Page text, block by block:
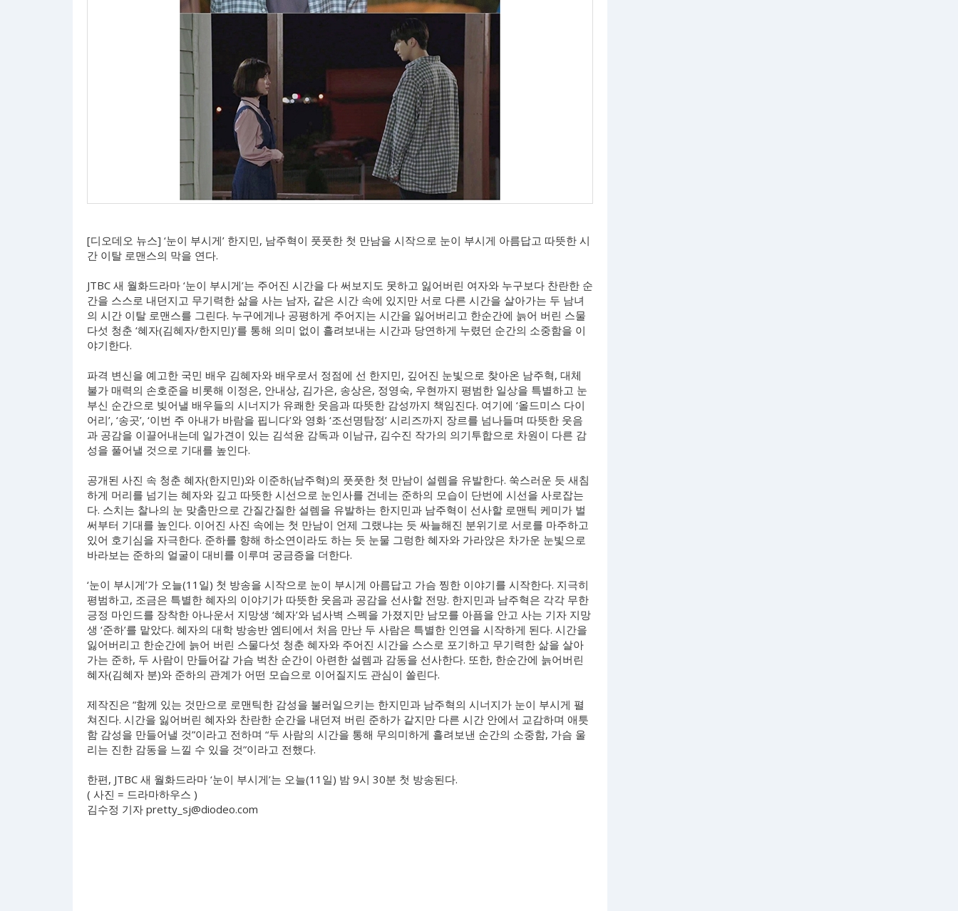
[디오데오 뉴스] ‘눈이 부시게’ 한지민, 남주혁이 풋풋한 첫 만남을 시작으로 눈이 부시게 아름답고 따뜻한 시
간 이탈 로맨스의 막을 연다.
JTBC 새 월화드라마 ‘눈이 부시게’는 주어진 시간을 다 써보지도 못하고 잃어버린 여자와 누구보다 찬란한 순
간을 스스로 내던지고 무기력한 삶을 사는 남자, 같은 시간 속에 있지만 서로 다른 시간을 살아가는 두 남녀
의 시간 이탈 로맨스를 그린다. 누구에게나 공평하게 주어지는 시간을 잃어버리고 한순간에 늙어 버린 스물
다섯 청춘 ‘혜자(김혜자/한지민)’를 통해 의미 없이 흘려보내는 시간과 당연하게 누렸던 순간의 소중함을 이
야기한다.
파격 변신을 예고한 국민 배우 김혜자와 배우로서 정점에 선 한지민, 깊어진 눈빛으로 찾아온 남주혁, 대체
불가 매력의 손호준을 비롯해 이정은, 안내상, 김가은, 송상은, 정영숙, 우현까지 평범한 일상을 특별하고 눈
부신 순간으로 빚어낼 배우들의 시너지가 유쾌한 웃음과 따뜻한 감성까지 책임진다. 여기에 ‘올드미스 다이
어리’, ‘송곳’, ‘이번 주 아내가 바람을 핍니다’와 영화 ‘조선명탐정’ 시리즈까지 장르를 넘나들며 따뜻한 웃음
과 공감을 이끌어내는데 일가견이 있는 김석윤 감독과 이남규, 김수진 작가의 의기투합으로 차원이 다른 감
성을 풀어낼 것으로 기대를 높인다.
공개된 사진 속 청춘 혜자(한지민)와 이준하(남주혁)의 풋풋한 첫 만남이 설렘을 유발한다. 쑥스러운 듯 새침
하게 머리를 넘기는 혜자와 깊고 따뜻한 시선으로 눈인사를 건네는 준하의 모습이 단번에 시선을 사로잡는
다. 스치는 찰나의 눈 맞춤만으로 간질간질한 설렘을 유발하는 한지민과 남주혁이 선사할 로맨틱 케미가 벌
써부터 기대를 높인다. 이어진 사진 속에는 첫 만남이 언제 그랬냐는 듯 싸늘해진 분위기로 서로를 마주하고
있어 호기심을 자극한다. 준하를 향해 하소연이라도 하는 듯 눈물 그렁한 혜자와 가라앉은 차가운 눈빛으로
바라보는 준하의 얼굴이 대비를 이루며 궁금증을 더한다.
‘눈이 부시게’가 오늘(11일) 첫 방송을 시작으로 눈이 부시게 아름답고 가슴 찡한 이야기를 시작한다. 지극히
평범하고, 조금은 특별한 혜자의 이야기가 따뜻한 웃음과 공감을 선사할 전망. 한지민과 남주혁은 각각 무한
긍정 마인드를 장착한 아나운서 지망생 ‘혜자’와 넘사벽 스펙을 가졌지만 남모를 아픔을 안고 사는 기자 지망
생 ‘준하’를 맡았다. 혜자의 대학 방송반 엠티에서 처음 만난 두 사람은 특별한 인연을 시작하게 된다. 시간을
잃어버리고 한순간에 늙어 버린 스물다섯 청춘 혜자와 주어진 시간을 스스로 포기하고 무기력한 삶을 살아
가는 준하, 두 사람이 만들어갈 가슴 벅찬 순간이 아련한 설렘과 감동을 선사한다. 또한, 한순간에 늙어버린
혜자(김혜자 분)와 준하의 관계가 어떤 모습으로 이어질지도 관심이 쏠린다.
제작진은 “함께 있는 것만으로 로맨틱한 감성을 불러일으키는 한지민과 남주혁의 시너지가 눈이 부시게 펼
쳐진다. 시간을 잃어버린 혜자와 찬란한 순간을 내던져 버린 준하가 같지만 다른 시간 안에서 교감하며 애틋
함 감성을 만들어낼 것”이라고 전하며 “두 사람의 시간을 통해 무의미하게 흘려보낸 순간의 소중함, 가슴 울
리는 진한 감동을 느낄 수 있을 것”이라고 전했다.
한편, JTBC 새 월화드라마 ‘눈이 부시게’는 오늘(11일) 밤 9시 30분 첫 방송된다.
( 사진 = 드라마하우스 )
김수정 기자 pretty_sj@diodeo.com